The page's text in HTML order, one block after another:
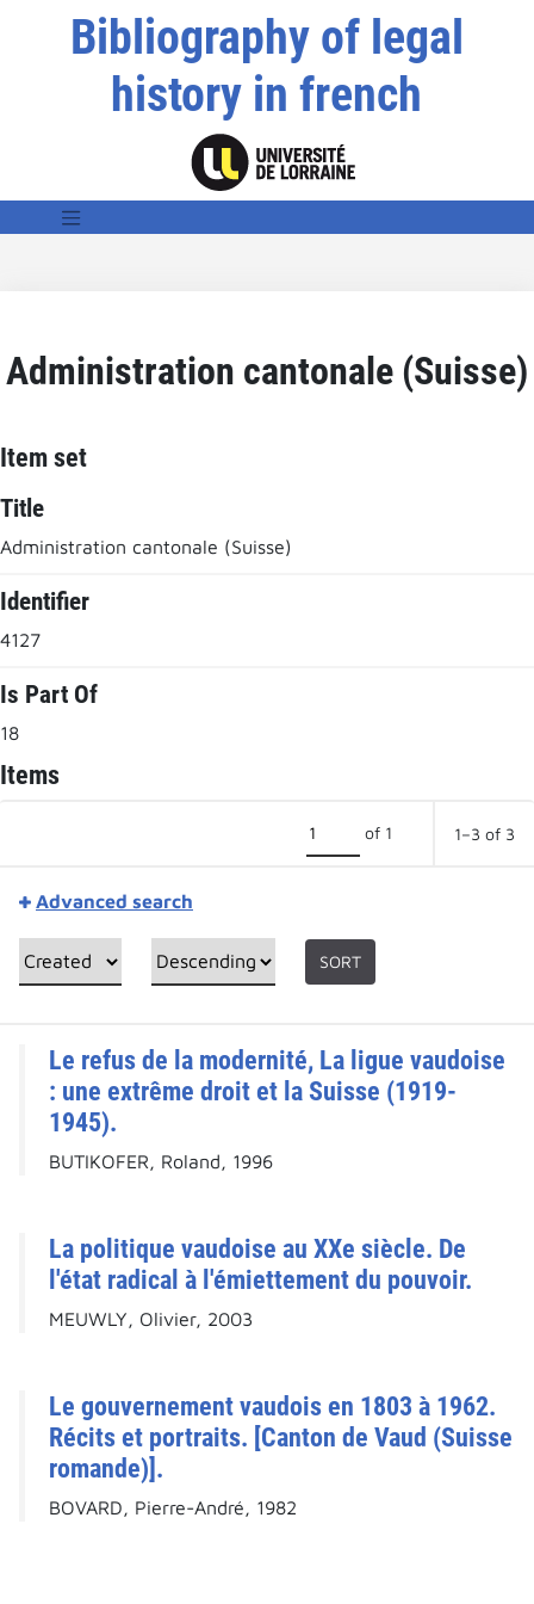
Bibliography of legal
history in french
Administration cantonale (Suisse)
Item set
Title
Administration cantonale (Suisse)
Identifier
4127
Is Part Of
18
Items
of 1 1–3 of 3
Advanced search
SORT
Le refus de la modernité, La ligue vaudoise
: une extrême droit et la Suisse (1919-
1945).
BUTIKOFER, Roland, 1996
La politique vaudoise au XXe siècle. De
l'état radical à l'émiettement du pouvoir.
MEUWLY, Olivier, 2003
Le gouvernement vaudois en 1803 à 1962.
Récits et portraits. [Canton de Vaud (Suisse
romande)].
BOVARD, Pierre-André, 1982